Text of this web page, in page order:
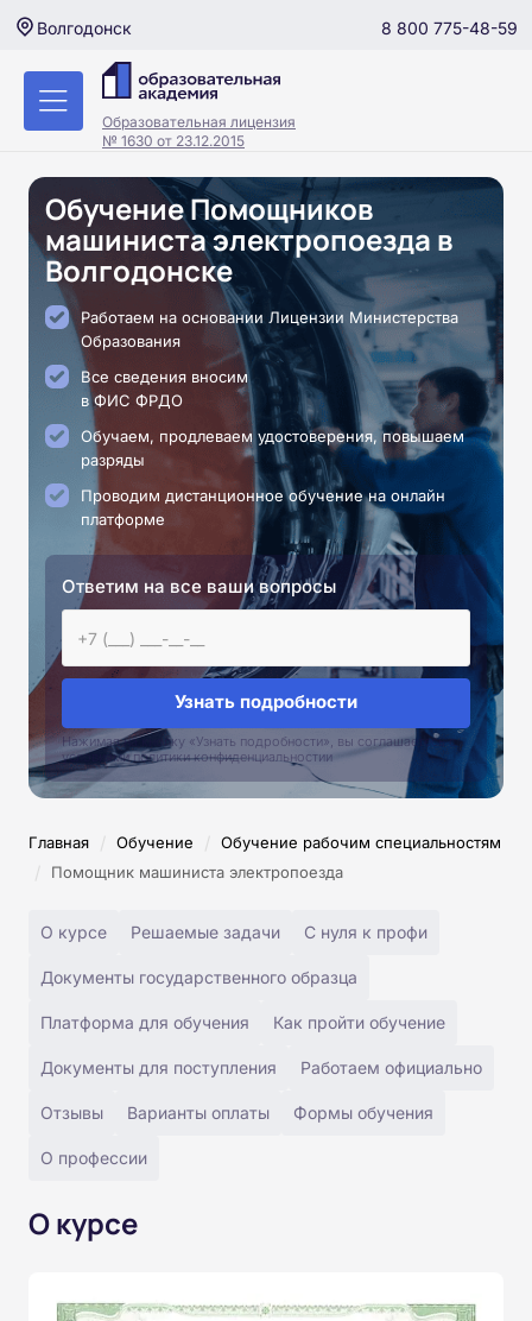
Волгодонск 8 800 775-48-59
Образовательная лицензия
№ 1630 от 23.12.2015
Обучение Помощников
машиниста электропоезда в
Волгодонске
Работаем на основании Лицензии Министерства
Образования
Все сведения вносим
в ФИС ФРДО
Обучаем, продлеваем удостоверения, повышаем
разряды
Проводим дистанционное обучение на онлайн
платформе
Ответим на все ваши вопросы
Узнать подробности
Нажимая на кнопку «Узнать подробности», вы соглашаетесь с
условиями политики конфиденциальностии
Главная / Обучение / Обучение рабочим специальностям
/ Помощник машиниста электропоезда
О курсе Решаемые задачи С нуля к профи
Документы государственного образца
Платформа для обучения Как пройти обучение
Документы для поступления Работаем официально
Отзывы Варианты оплаты Формы обучения
О профессии
О курсе